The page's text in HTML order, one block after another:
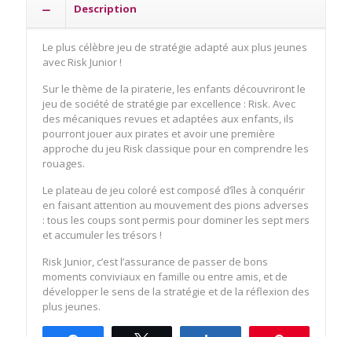
Description
Le plus célèbre jeu de stratégie adapté aux plus jeunes
avec Risk Junior !
Sur le thème de la piraterie, les enfants découvriront le
jeu de société de stratégie par excellence : Risk. Avec
des mécaniques revues et adaptées aux enfants, ils
pourront jouer aux pirates et avoir une première
approche du jeu Risk classique pour en comprendre les
rouages.
Le plateau de jeu coloré est composé d’îles à conquérir
en faisant attention au mouvement des pions adverses
: tous les coups sont permis pour dominer les sept mers
et accumuler les trésors !
Risk Junior, c’est l’assurance de passer de bons
moments conviviaux en famille ou entre amis, et de
développer le sens de la stratégie et de la réflexion des
plus jeunes.